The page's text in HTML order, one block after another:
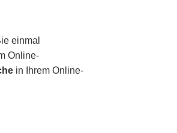
einmal
Online-
in Ihrem Online-